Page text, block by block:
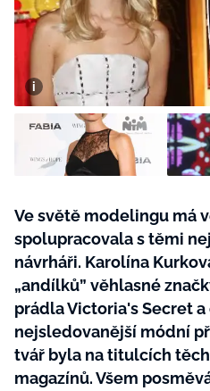
Tvoření
Rady a tipy
Extra
SVĚT
ROČNÍ
SADA
Ve světě modelingu má
spolupracovala s těmi
návrháři. Karolína
„andílků” věhlasné
prádla Victoria's Secret
nejsledovanější módní
tvář byla na titulcích
magazínů. Všem